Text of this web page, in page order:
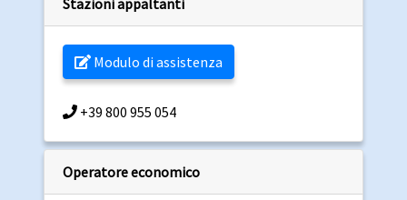
Stazioni appaltanti
Modulo di assistenza
+39 800 955 054
Operatore economico